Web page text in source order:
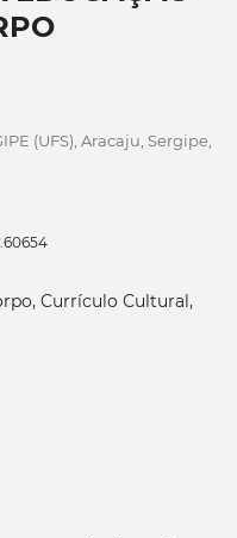
(UFS), Aracaju, Sergipe,
Currículo Cultural,